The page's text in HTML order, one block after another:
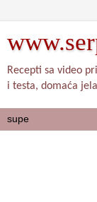
Recepti sa video
i testa, domaća